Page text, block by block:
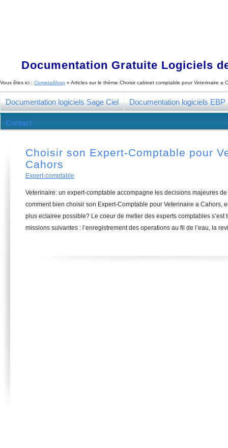
Documentation Gratuite Logiciels
Vous êtes ici : ComptaShop » Articles sur le thème Choisir cabinet comptable pour Veterinaire a
Documentation logiciels Sage Ciel Documentation logiciels EBP
Contact
Choisir son Expert-Comptable pour
Cahors
Expert-comptable
Veterinaire: un expert-comptable accompagne les decisions majeures
comment bien choisir son Expert-Comptable pour Veterinaire a Cahors,
plus eclairee possible? Le coeur de metier des experts comptables s’est
missions suivantes : l’enregistrement des operations au fil de l’eau, la